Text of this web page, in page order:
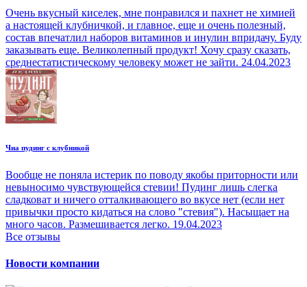
Очень вкусный киселек, мне понравился и пахнет не химией
а настоящей клубничкой, и главное, еще и очень полезный,
состав впечатлил наборов витаминов и инулин впридачу. Буду
заказывать еще. Великолепный продукт! Хочу сразу сказать,
среднестатистическому человеку может не зайти. 24.04.2023
Чиа пудинг с клубникой
Вообще не поняла истерик по поводу якобы приторности или
невыносимо чувствующейся стевии! Пудинг лишь слегка
сладковат и ничего отталкивающего во вкусе нет (если нет
привычки просто кидаться на слово "стевия"). Насыщает на
много часов. Размешивается легко. 19.04.2023
Все отзывы
Новости компании